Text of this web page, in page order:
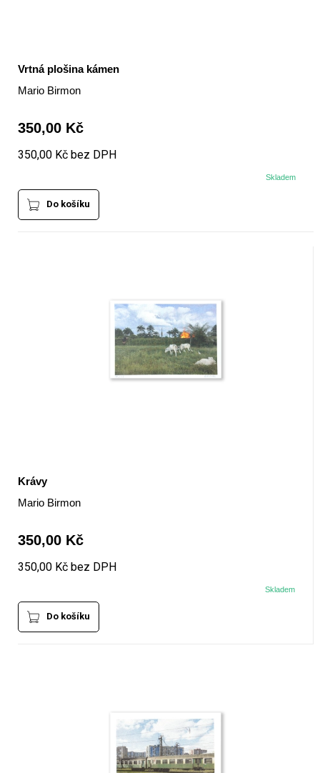
Vrtná plošina kámen
Mario Birmon
350,00 Kč
350,00 Kč bez DPH
Skladem
Do košíku
Krávy
Mario Birmon
350,00 Kč
350,00 Kč bez DPH
Skladem
Do košíku